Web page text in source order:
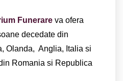
Funerare va ofera
decedate din
Olanda, Anglia, Italia si
Romania si Republica